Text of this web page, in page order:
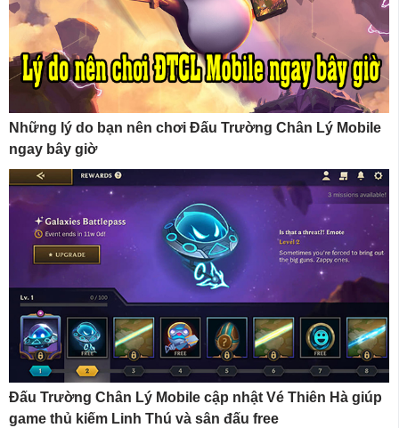
Những lý do bạn nên chơi Đấu Trường Chân Lý Mobile
ngay bây giờ
Đấu Trường Chân Lý Mobile cập nhật Vé Thiên Hà giúp
game thủ kiếm Linh Thú và sân đấu free